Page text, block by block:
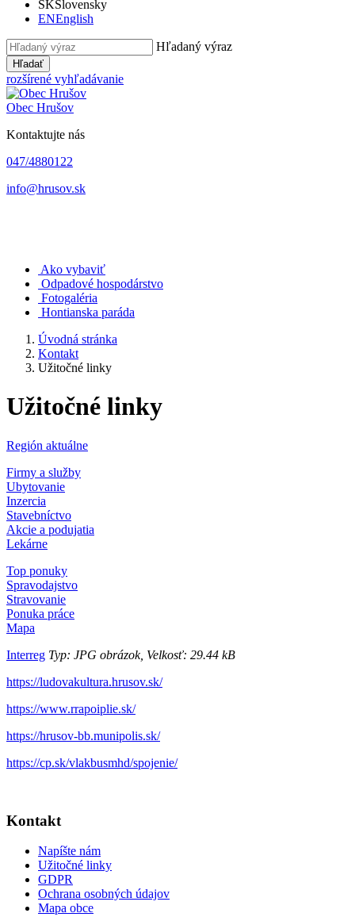
SKSlovensky
ENEnglish
Hľadaný výraz
Hľadať
rozšírené vyhľadávanie
Obec Hrušov
Kontaktujte nás
047/4880122
info@hrusov.sk
Ako vybaviť
Odpadové hospodárstvo
Fotogaléria
Hontianska paráda
Úvodná stránka
Kontakt
Užitočné linky
Užitočné linky
Región aktuálne
Firmy a služby
Ubytovanie
Inzercia
Stavebníctvo
Akcie a podujatia
Lekárne
Top ponuky
Spravodajstvo
Stravovanie
Ponuka práce
Mapa
Interreg Typ: JPG obrázok, Velkosť: 29.44 kB
https://ludovakultura.hrusov.sk/
https://www.rrapoiplie.sk/
https://hrusov-bb.munipolis.sk/
https://cp.sk/vlakbusmhd/spojenie/
Kontakt
Napíšte nám
Užitočné linky
GDPR
Ochrana osobných údajov
Mapa obce